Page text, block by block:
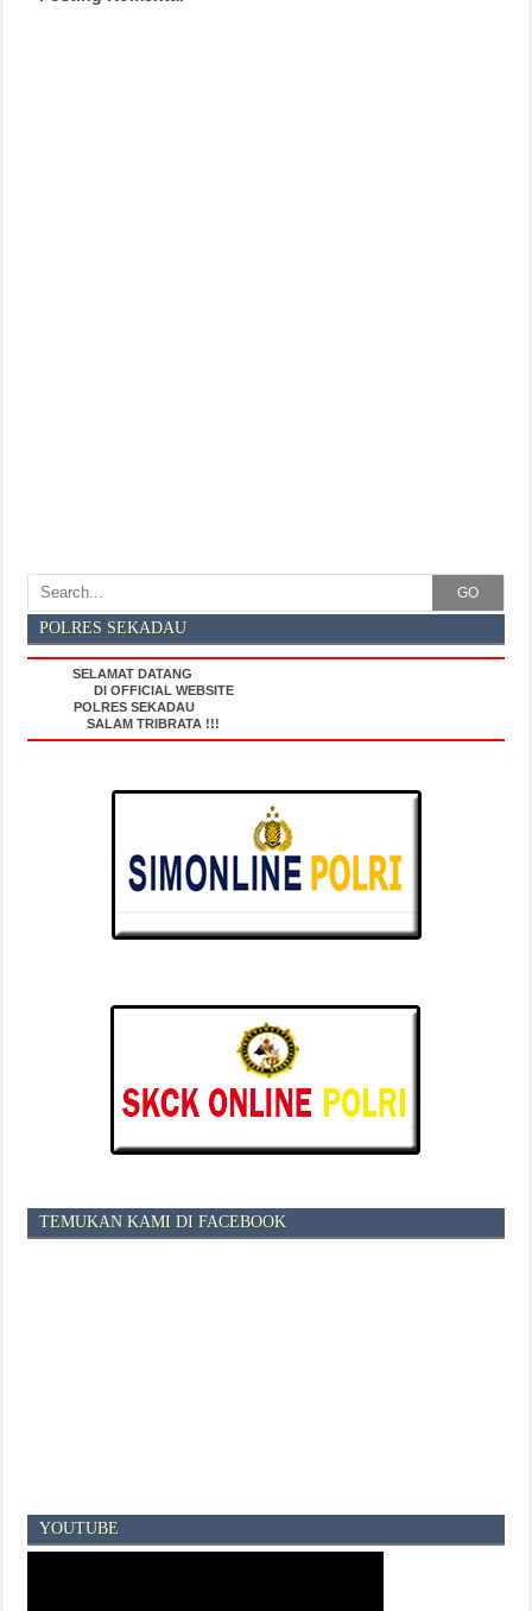
GO
POLRES SEKADAU
SELAMAT DATANG
DI OFFICIAL WEBSITE
POLRES SEKADAU
SALAM TRIBRATA !!!
TEMUKAN KAMI DI FACEBOOK
YOUTUBE